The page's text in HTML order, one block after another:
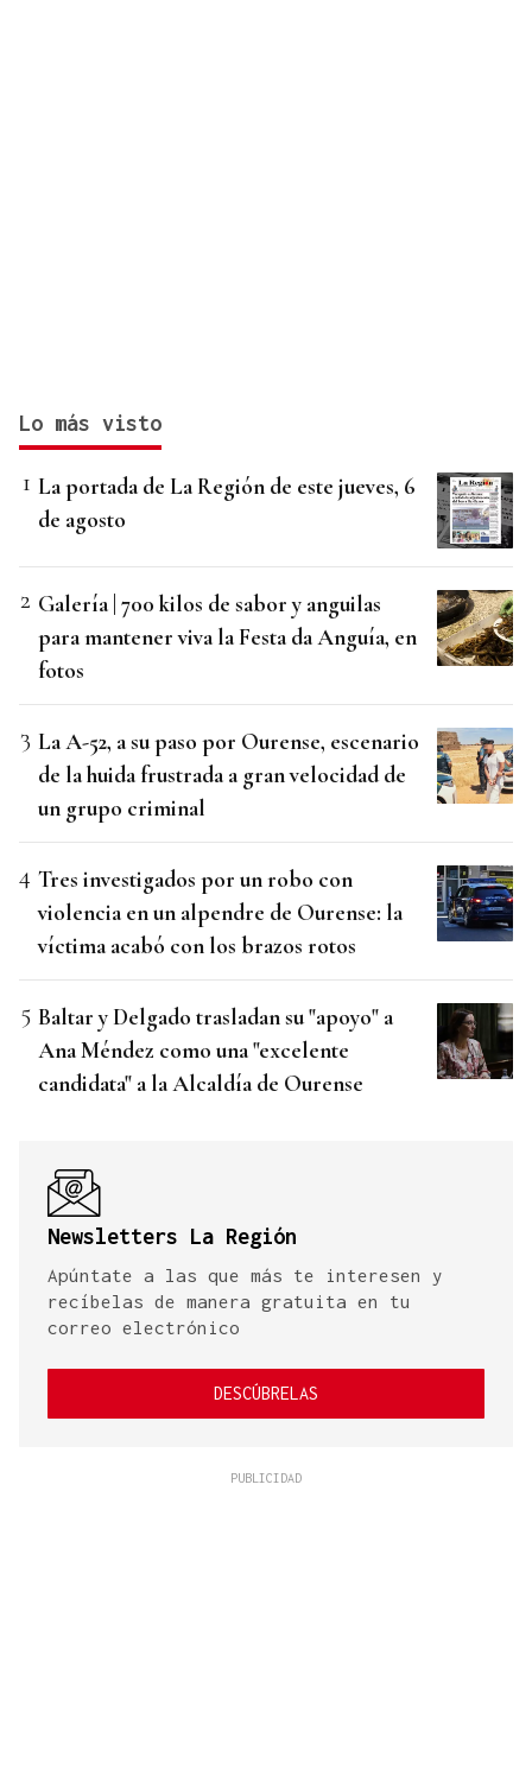
Lo más visto
La portada de La Región de este jueves, 6
de agosto
Galería | 700 kilos de sabor y anguilas
para mantener viva la Festa da Anguía, en
fotos
La A-52, a su paso por Ourense, escenario
de la huida frustrada a gran velocidad de
un grupo criminal
Tres investigados por un robo con
violencia en un alpendre de Ourense: la
víctima acabó con los brazos rotos
Baltar y Delgado trasladan su "apoyo" a
Ana Méndez como una "excelente
candidata" a la Alcaldía de Ourense
Newsletters La Región
Apúntate a las que más te interesen y
recíbelas de manera gratuita en tu
correo electrónico
DESCÚBRELAS